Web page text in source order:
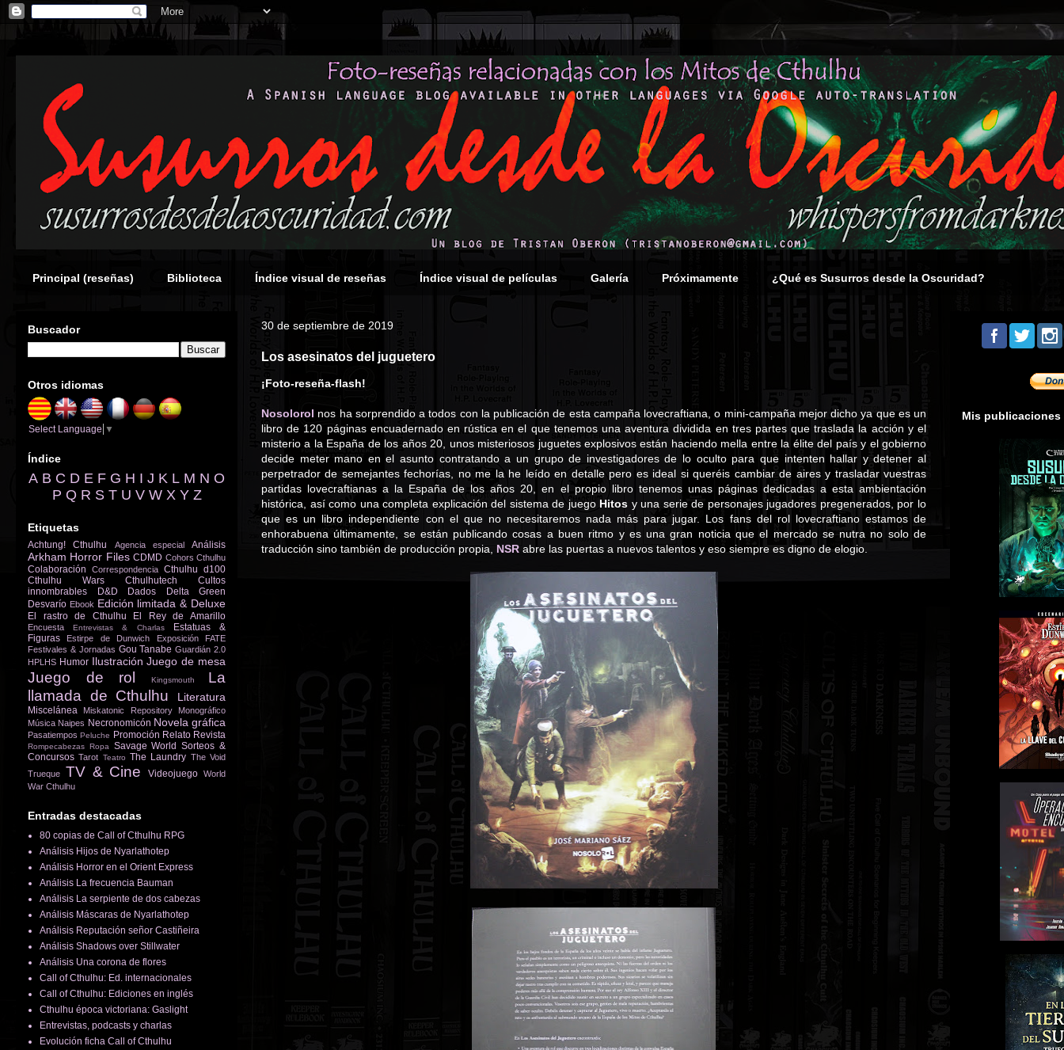
Principal (reseñas) Biblioteca Índice visual de reseñas Índice visual de películas Galería Próximamente ¿Qué es Susurros desde la Oscuridad?
30 de septiembre de 2019
Los asesinatos del juguetero
¡Foto-reseña-flash!
Nosolorol nos ha sorprendido a todos con la publicación de esta campaña lovecraftiana, o mini-campaña mejor dicho ya que es un
libro de 120 páginas encuadernado en rústica en el que tenemos una aventura dividida en tres partes que traslada la acción y el
misterio a la España de los años 20, unos misteriosos juguetes explosivos están haciendo mella entre la élite del país y el gobierno
decide meter mano en el asunto contratando a un grupo de investigadores de lo oculto para que intenten hallar y detener al
perpetrador de semejantes fechorías, no me la he leído en detalle pero es ideal si queréis cambiar de aires y trasladar vuestras
partidas lovecraftianas a la España de los años 20, en el propio libro tenemos unas páginas dedicadas a esta ambientación
histórica, así como una completa explicación del sistema de juego Hitos y una serie de personajes jugadores pregenerados, por lo
que es un libro independiente con el que no necesitaremos nada más para jugar. Los fans del rol lovecraftiano estamos de
enhorabuena últimamente, se están publicando cosas a buen ritmo y es una gran noticia que el mercado se nutra no solo de
traducción sino también de producción propia, NSR abre las puertas a nuevos talentos y eso siempre es digno de elogio.
Buscador
Otros idiomas
Select Language ▼
Índice
A B C D E F G H I J K L M N O
P Q R S T U V W X Y Z
Etiquetas
Achtung! Cthulhu Agencia especial Análisis
Arkham Horror Files CDMD Cohors Cthulhu
Colaboración Correspondencia Cthulhu d100
Cthulhu Wars
Cthulhutech
Cultos
innombrables
D&D Dados
Delta Green
Desvarío Ebook Edición limitada & Deluxe
El rastro de Cthulhu El Rey de Amarillo
Encuesta Entrevistas & Charlas
Estatuas &
Figuras
Estirpe de Dunwich Exposición
FATE
Festivales & Jornadas Gou Tanabe Guardián 2.0
HPLHS Humor Ilustración Juego de mesa
Juego de rol Kingsmouth
La
llamada de Cthulhu
Literatura
Miscelánea Miskatonic Repository
Monográfico
Música Naipes Necronomicón Novela gráfica
Pasatiempos Peluche Promoción Relato Revista
Rompecabezas Ropa Savage World Sorteos &
Concursos Tarot Teatro The Laundry The Void
Trueque TV & Cine Videojuego World
War Cthulhu
Entradas destacadas
80 copias de Call of Cthulhu RPG
Análisis Hijos de Nyarlathotep
Análisis Horror en el Orient Express
Análisis La frecuencia Bauman
Análisis La serpiente de dos cabezas
Análisis Máscaras de Nyarlathotep
Análisis Reputación señor Castiñeira
Análisis Shadows over Stillwater
Análisis Una corona de flores
Call of Cthulhu: Ed. internacionales
Call of Cthulhu: Ediciones en inglés
Cthulhu época victoriana: Gaslight
Entrevistas, podcasts y charlas
Evolución ficha Call of Cthulhu
Mis publicaciones